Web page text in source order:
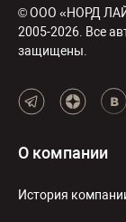
© ООО «НОРД
2005-2026. Все
защищены.
О компании
История